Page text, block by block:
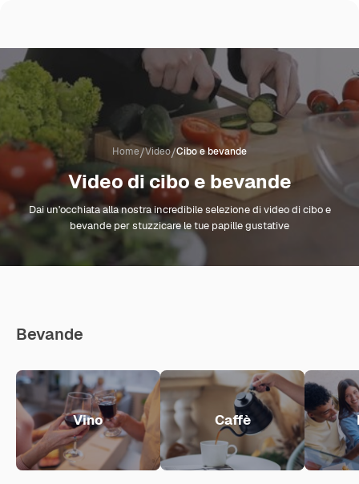
Home/Video/Cibo e bevande
Video di cibo e bevande
Dai un'occhiata alla nostra incredibile selezione di video di cibo e
bevande per stuzzicare le tue papille gustative
Bevande
Vino Caffè